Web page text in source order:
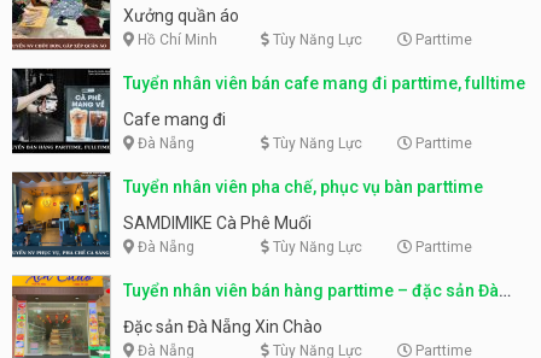
Xưởng quần áo
Hồ Chí Minh Tùy Năng Lực Parttime
Tuyển nhân viên bán cafe mang đi parttime, fulltime
Cafe mang đi
Đà Nẵng Tùy Năng Lực Parttime
Tuyển nhân viên pha chế, phục vụ bàn parttime
SAMDIMIKE Cà Phê Muối
Đà Nẵng Tùy Năng Lực Parttime
Tuyển nhân viên bán hàng parttime – đặc sản Đà
Nẵng
Đặc sản Đà Nẵng Xin Chào
Đà Nẵng Tùy Năng Lực Parttime